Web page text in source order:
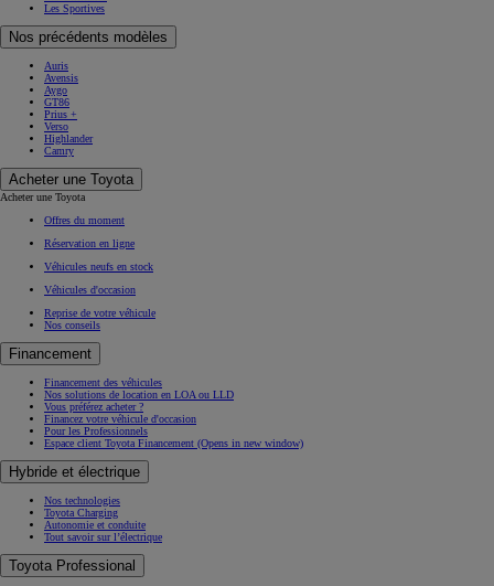
Les Sportives
Nos précédents modèles
Auris
Avensis
Aygo
GT86
Prius +
Verso
Highlander
Camry
Acheter une Toyota
Acheter une Toyota
Offres du moment
Réservation en ligne
Véhicules neufs en stock
Véhicules d'occasion
Reprise de votre véhicule
Nos conseils
Financement
Financement des véhicules
Nos solutions de location en LOA ou LLD
Vous préférez acheter ?
Financez votre véhicule d'occasion
Pour les Professionnels
Espace client Toyota Financement (Opens in new window)
Hybride et électrique
Nos technologies
Toyota Charging
Autonomie et conduite
Tout savoir sur l’électrique
Toyota Professional